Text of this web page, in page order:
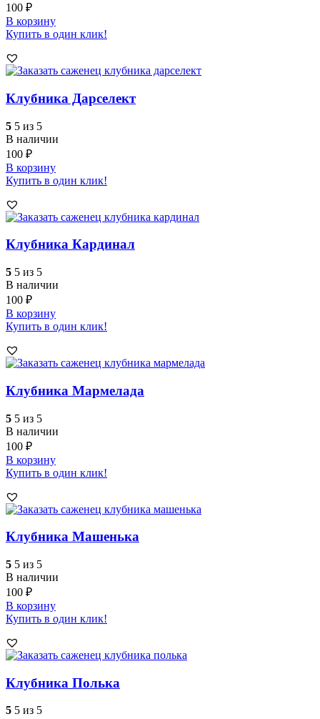
100 ₽
В корзину
Купить в один клик!
Клубника Дарселект
5 5 из 5
В наличии
100 ₽
В корзину
Купить в один клик!
Клубника Кардинал
5 5 из 5
В наличии
100 ₽
В корзину
Купить в один клик!
Клубника Мармелада
5 5 из 5
В наличии
100 ₽
В корзину
Купить в один клик!
Клубника Машенька
5 5 из 5
В наличии
100 ₽
В корзину
Купить в один клик!
Клубника Полька
5 5 из 5